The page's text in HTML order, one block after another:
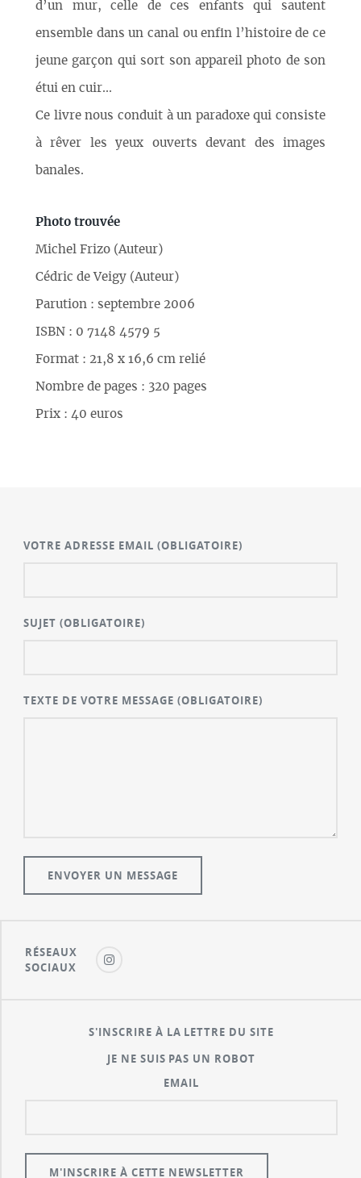
d’un mur, celle de ces enfants qui sautent
ensemble dans un canal ou enfin l’histoire de ce
jeune garçon qui sort son appareil photo de son
étui en cuir...
Ce livre nous conduit à un paradoxe qui consiste
à rêver les yeux ouverts devant des images
banales.
Photo trouvée
Michel Frizo (Auteur)
Cédric de Veigy (Auteur)
Parution : septembre 2006
ISBN : 0 7148 4579 5
Format : 21,8 x 16,6 cm relié
Nombre de pages : 320 pages
Prix : 40 euros
VOTRE ADRESSE EMAIL(OBLIGATOIRE)
SUJET(OBLIGATOIRE)
TEXTE DE VOTRE MESSAGE(OBLIGATOIRE)
RÉSEAUX
SOCIAUX
S'INSCRIRE À LA LETTRE DU SITE
JE NE SUIS PAS UN ROBOT
EMAIL